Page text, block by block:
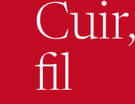
fil